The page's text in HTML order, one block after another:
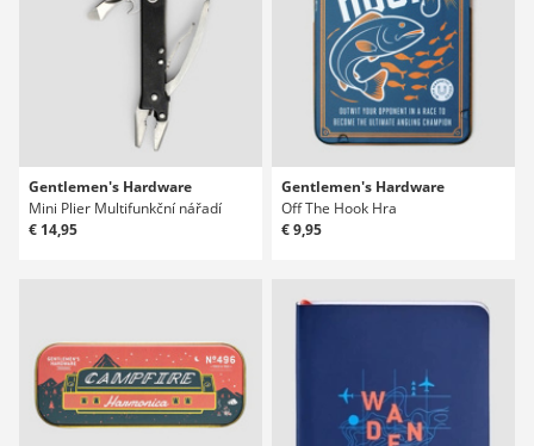
Gentlemen's Hardware
Mini Plier Multifunkční nářadí
€ 14,95
Gentlemen's Hardware
Off The Hook Hra
€ 9,95